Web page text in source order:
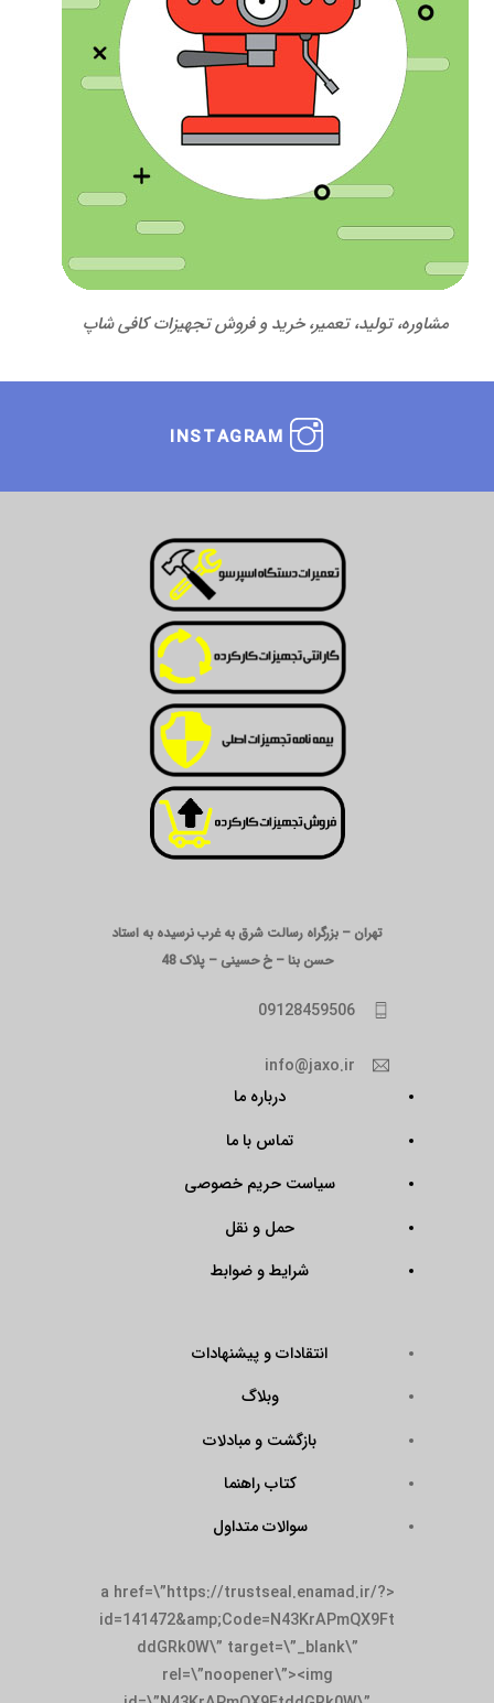
مشاوره، تولید، تعمیر، خرید و فروش تجهیزات کافی شاپ
INSTAGRAM
تهران – بزرگراه رسالت شرق به غرب نرسیده به استاد
حسن بنا – خ حسینی – پلاک 48
09128459506
info@jaxo.ir
درباره ما
تماس با ما
سیاست حریم خصوصی
حمل و نقل
شرایط و ضوابط
انتقادات و پیشنهادات
وبلاگ
بازگشت و مبادلات
کتاب راهنما
سوالات متداول
<a href=\”https://trustseal.enamad.ir/?
id=141472&amp;Code=N43KrAPmQX9Ft
ddGRk0W\” target=\”_blank\”
rel=\”noopener\”><img